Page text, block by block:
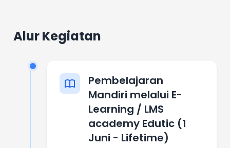
Alur Kegiatan
Pembelajaran
Mandiri melalui E-
Learning / LMS
academy Edutic (1
Juni - Lifetime)